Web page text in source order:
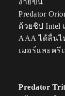
ง่ายขึ้น
Predator
ด้วยชิป Intel
AAA ได้ลื่น
เมอร์และครี
Predator